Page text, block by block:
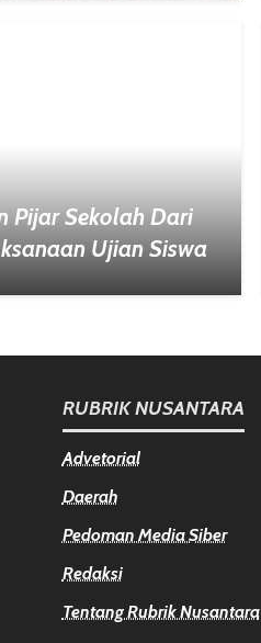
Pijar Sekolah Dari
Ujian Siswa
RUBRIK NUSANTARA
Advetorial
Daerah
Pedoman Media Siber
Redaksi
Tentang Rubrik Nusantara